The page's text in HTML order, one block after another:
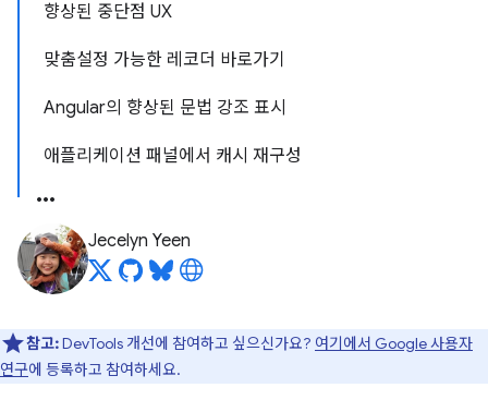
향상된 중단점 UX
맞춤설정 가능한 레코더 바로가기
Angular의 향상된 문법 강조 표시
애플리케이션 패널에서 캐시 재구성
Jecelyn Yeen
참고:DevTools 개선에 참여하고 싶으신가요? 여기에서 Google 사용자
연구에 등록하고 참여하세요.